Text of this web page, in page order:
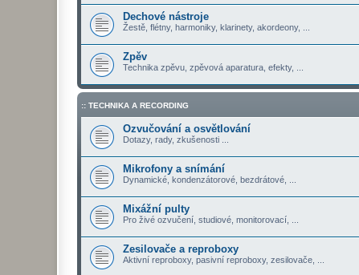
Dechové nástroje
Žestě, flétny, harmoniky, klarinety, akordeony, ...
Zpěv
Technika zpěvu, zpěvová aparatura, efekty, ...
:: TECHNIKA A RECORDING
Ozvučování a osvětlování
Dotazy, rady, zkušenosti ...
Mikrofony a snímání
Dynamické, kondenzátorové, bezdrátové, ...
Mixážní pulty
Pro živé ozvučení, studiové, monitorovací, ...
Zesilovače a reproboxy
Aktivní reproboxy, pasivní reproboxy, zesilovače, ...